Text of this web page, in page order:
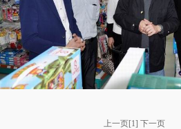
上一页[1]下一页